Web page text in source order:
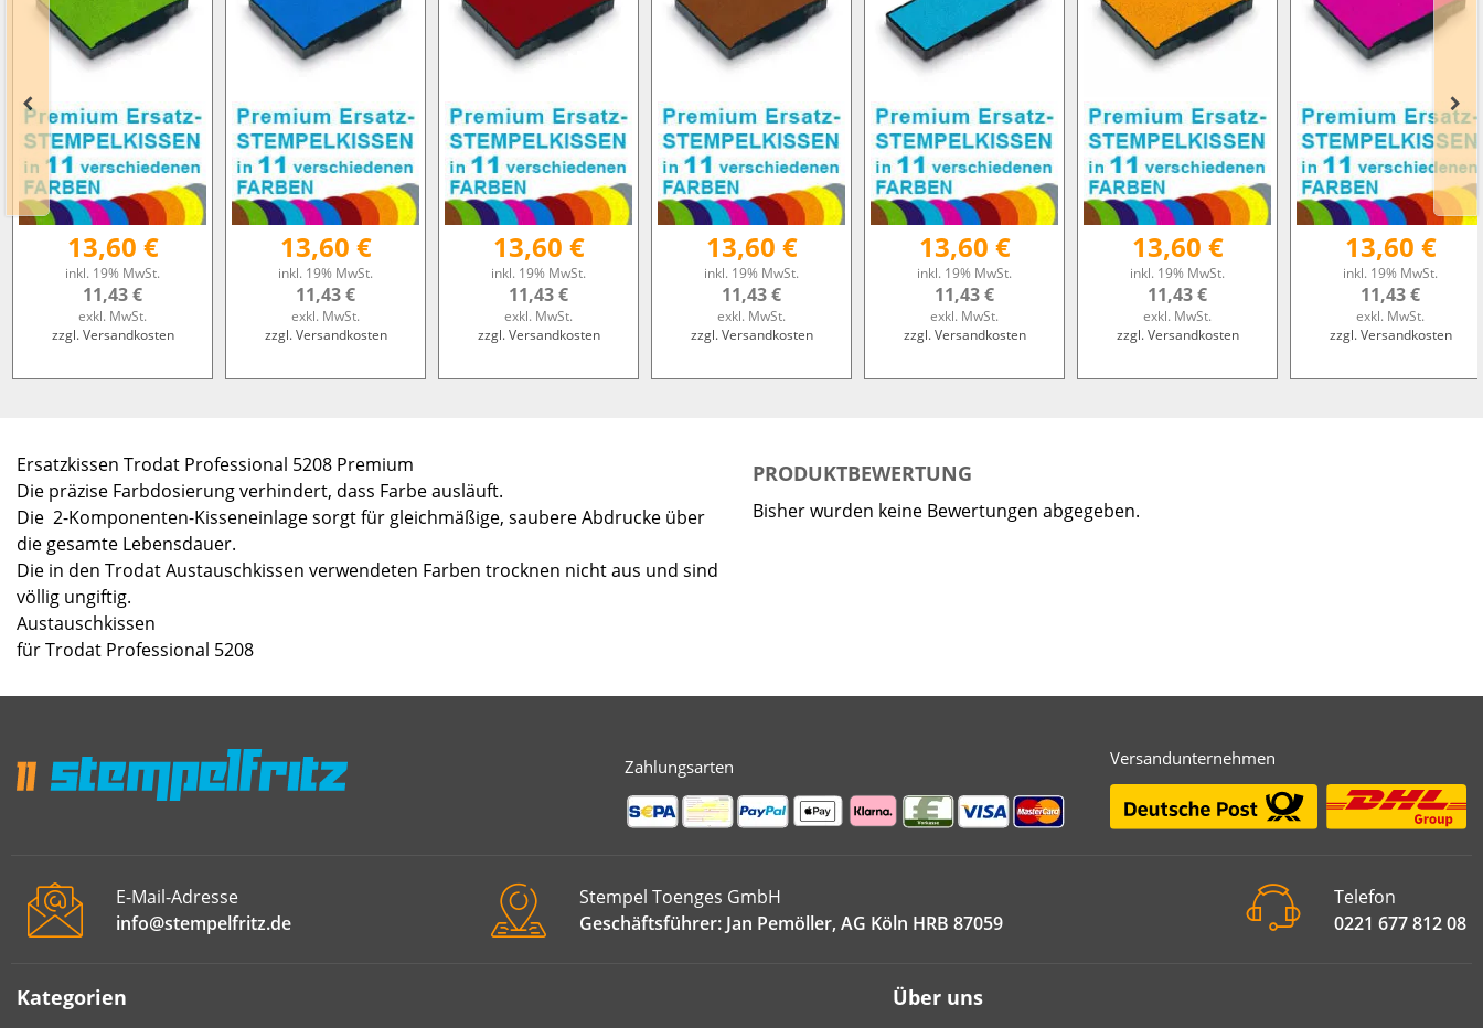
13,60 €
inkl. 19% MwSt.
11,43 €
exkl. MwSt.
zzgl. Versandkosten
13,60 €
inkl. 19% MwSt.
11,43 €
exkl. MwSt.
zzgl. Versandkosten
13,60 €
inkl. 19% MwSt.
11,43 €
exkl. MwSt.
zzgl. Versandkosten
13,60 €
inkl. 19% MwSt.
11,43 €
exkl. MwSt.
zzgl. Versandkosten
13,60 €
inkl. 19% MwSt.
11,43 €
exkl. MwSt.
zzgl. Versandkosten
13,60 €
inkl. 19% MwSt.
11,43 €
exkl. MwSt.
zzgl. Versandkosten
13,60 €
inkl. 19% MwSt.
11,43 €
exkl. MwSt.
zzgl. Versandkosten
Ersatzkissen Trodat Professional 5208 Premium
Die präzise Farbdosierung verhindert, dass Farbe ausläuft.
Die 2-Komponenten-Kisseneinlage sorgt für gleichmäßige, saubere Abdrucke über
die gesamte Lebensdauer.
Die in den Trodat Austauschkissen verwendeten Farben trocknen nicht aus und sind
völlig ungiftig.
Austauschkissen
für Trodat Professional 5208
PRODUKTBEWERTUNG
Bisher wurden keine Bewertungen abgegeben.
Zahlungsarten Versandunternehmen
E-Mail-Adresse
info@stempelfritz.de
Stempel Toenges GmbH
Geschäftsführer: Jan Pemöller, AG Köln HRB 87059
Telefon
0221 677 812 08
Kategorien Über uns